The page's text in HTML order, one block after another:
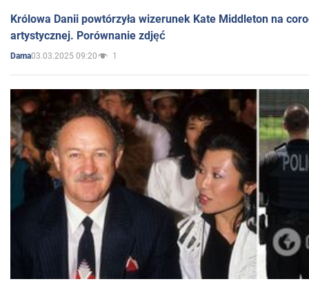
Królowa Danii powtórzyła wizerunek Kate Middleton na
artystycznej. Porównanie zdjęć
Dama03.03.2025 09:20 1